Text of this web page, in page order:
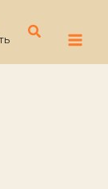
Поиск